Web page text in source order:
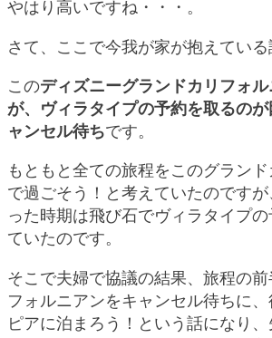
やはり高いですね・・・。
さて、ここで今我が家が抱えている
このディズニーグランドカリフォ
が、ヴィラタイプの予約を取るの
ャンセル待ちです。
もともと全ての旅程をこのグラン
で過ごそう！と考えていたのです
った時期は飛び石でヴィラタイプ
ていたのです。
そこで夫婦で協議の結果、旅程の
フォルニアンをキャンセル待ちに
ピアに泊まろう！という話になり